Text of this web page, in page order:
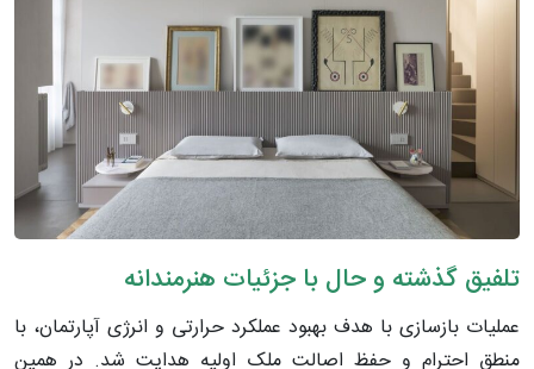
تلفیق گذشته و حال با جزئیات هنرمندانه
عملیات بازسازی با هدف بهبود عملکرد حرارتی و انرژی آپارتمان، با
منطق احترام و حفظ اصالت ملک اولیه هدایت شد. در همین